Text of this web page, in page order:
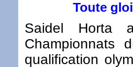
Toute gloire
Saidel Horta
qualification